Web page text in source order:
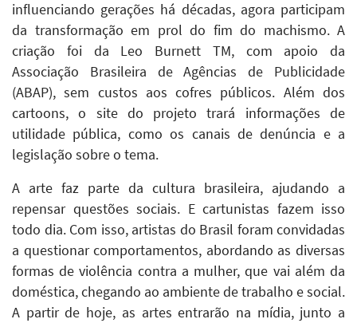
influenciando gerações há décadas, agora participam
da transformação em prol do fim do machismo. A
criação foi da Leo Burnett TM, com apoio da
Associação Brasileira de Agências de Publicidade
(ABAP), sem custos aos cofres públicos. Além dos
cartoons, o site do projeto trará informações de
utilidade pública, como os canais de denúncia e a
legislação sobre o tema.
A arte faz parte da cultura brasileira, ajudando a
repensar questões sociais. E cartunistas fazem isso
todo dia. Com isso, artistas do Brasil foram convidadas
a questionar comportamentos, abordando as diversas
formas de violência contra a mulher, que vai além da
doméstica, chegando ao ambiente de trabalho e social.
A partir de hoje, as artes entrarão na mídia, junto a